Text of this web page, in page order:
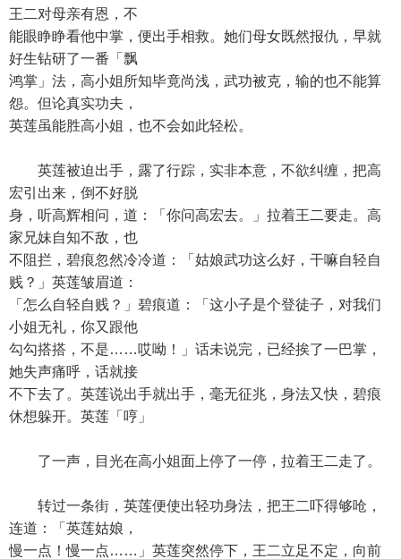
王二对母亲有恩，不
能眼睁睁看他中掌，便出手相救。她们母女既然报仇，早就
好生钻研了一番「飘
鸿掌」法，高小姐所知毕竟尚浅，武功被克，输的也不能算
怨。但论真实功夫，
英莲虽能胜高小姐，也不会如此轻松。
英莲被迫出手，露了行踪，实非本意，不欲纠缠，把高
宏引出来，倒不好脱
身，听高辉相问，道：「你问高宏去。」拉着王二要走。高
家兄妹自知不敌，也
不阻拦，碧痕忽然冷冷道：「姑娘武功这么好，干嘛自轻自
贱？」英莲皱眉道：
「怎么自轻自贱？」碧痕道：「这小子是个登徒子，对我们
小姐无礼，你又跟他
勾勾搭搭，不是……哎呦！」话未说完，已经挨了一巴掌，
她失声痛呼，话就接
不下去了。英莲说出手就出手，毫无征兆，身法又快，碧痕
休想躲开。英莲「哼」
了一声，目光在高小姐面上停了一停，拉着王二走了。
转过一条街，英莲便使出轻功身法，把王二吓得够呛，
连道：「英莲姑娘，
慢一点！慢一点……」英莲突然停下，王二立足不定，向前